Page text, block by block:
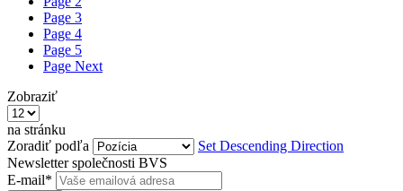
Page 3
Page 4
Page 5
Page Next
Zobraziť
na stránku
Zoradiť podľa
Set Descending Direction
Newsletter společnosti BVS
E-mail*